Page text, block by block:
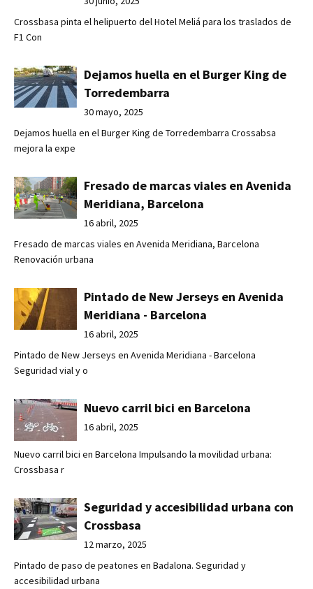
Crossbasa pinta el helipuerto del Hotel Meliá para los traslados de
F1 Con
Dejamos huella en el Burger King de
Torredembarra
30 mayo, 2025
Dejamos huella en el Burger King de Torredembarra Crossabsa
mejora la expe
Fresado de marcas viales en Avenida
Meridiana, Barcelona
16 abril, 2025
Fresado de marcas viales en Avenida Meridiana, Barcelona
Renovación urbana
Pintado de New Jerseys en Avenida
Meridiana - Barcelona
16 abril, 2025
Pintado de New Jerseys en Avenida Meridiana - Barcelona
Seguridad vial y o
Nuevo carril bici en Barcelona
16 abril, 2025
Nuevo carril bici en Barcelona Impulsando la movilidad urbana:
Crossbasa r
Seguridad y accesibilidad urbana con
Crossbasa
12 marzo, 2025
Pintado de paso de peatones en Badalona. Seguridad y
accesibilidad urbana